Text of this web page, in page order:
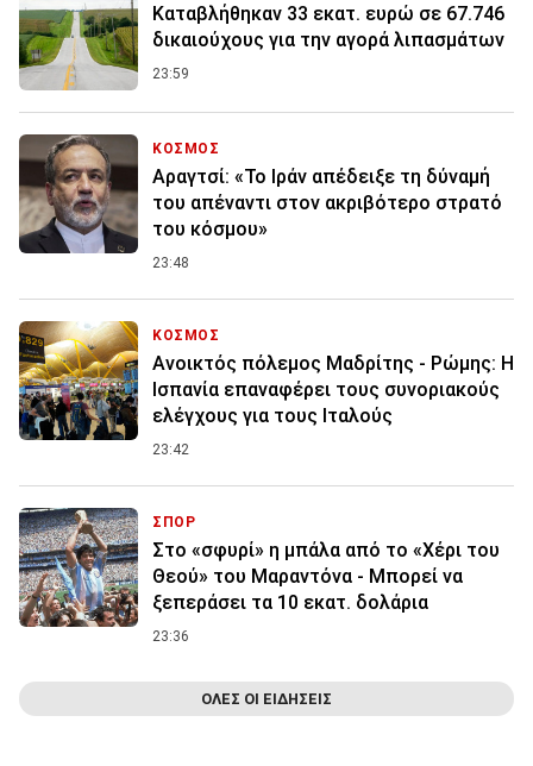
Καταβλήθηκαν 33 εκατ. ευρώ σε 67.746
δικαιούχους για την αγορά λιπασμάτων
23:59
ΚΟΣΜΟΣ
Αραγτσί: «Το Ιράν απέδειξε τη δύναμή
του απέναντι στον ακριβότερο στρατό
του κόσμου»
23:48
ΚΟΣΜΟΣ
Ανοικτός πόλεμος Μαδρίτης - Ρώμης: Η
Ισπανία επαναφέρει τους συνοριακούς
ελέγχους για τους Ιταλούς
23:42
ΣΠΟΡ
Στο «σφυρί» η μπάλα από το «Χέρι του
Θεού» του Μαραντόνα - Μπορεί να
ξεπεράσει τα 10 εκατ. δολάρια
23:36
ΟΛΕΣ ΟΙ ΕΙΔΗΣΕΙΣ